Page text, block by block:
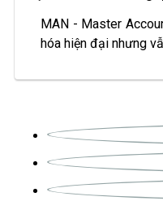
MAN - Master
hóa hiện đại nhưng